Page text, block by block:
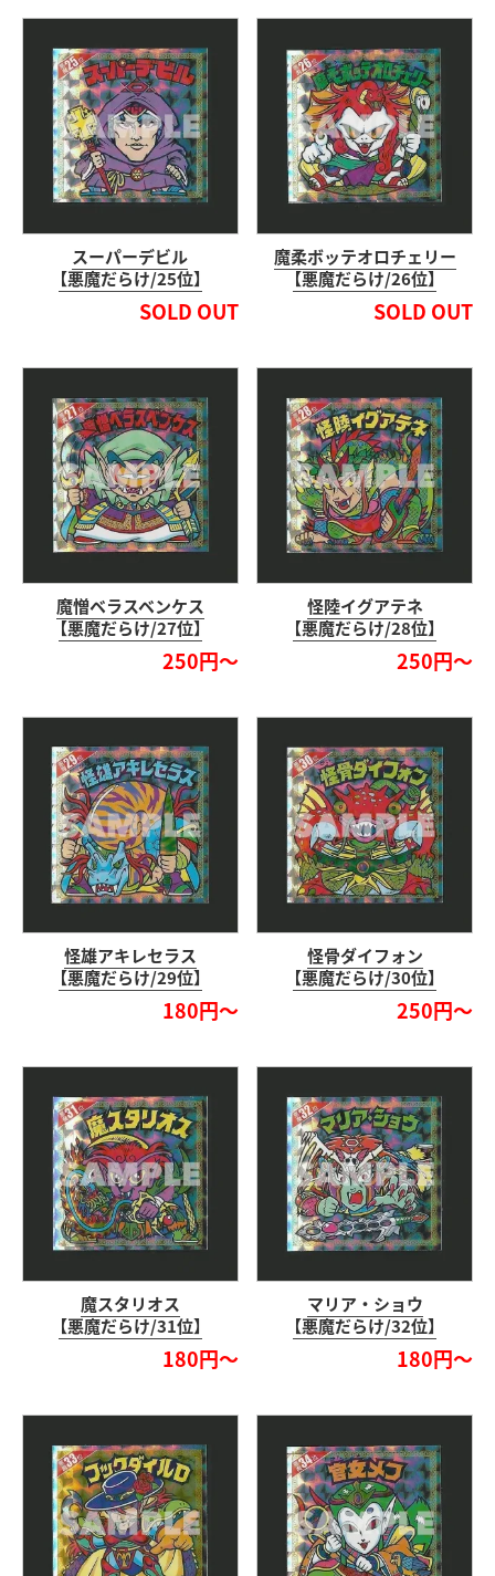
スーパーデビル
【悪魔だらけ/25位】
SOLD OUT
魔柔ボッテオロチェリー
【悪魔だらけ/26位】
SOLD OUT
魔憎ベラスベンケス
【悪魔だらけ/27位】
250円～
怪陸イグアテネ
【悪魔だらけ/28位】
250円～
怪雄アキレセラス
【悪魔だらけ/29位】
180円～
怪骨ダイフォン
【悪魔だらけ/30位】
250円～
魔スタリオス
【悪魔だらけ/31位】
180円～
マリア・ショウ
【悪魔だらけ/32位】
180円～